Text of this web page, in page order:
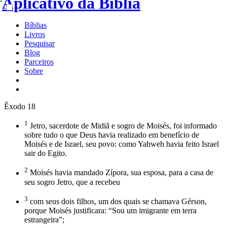
Bíblias
Livros
Pesquisar
Blog
Parceiros
Sobre
Êxodo 18
1 Jetro, sacerdote de Midiã e sogro de Moisés, foi informado
sobre tudo o que Deus havia realizado em benefício de
Moisés e de Israel, seu povo: como Yahweh havia feito Israel
sair do Egito.
2 Moisés havia mandado Zípora, sua esposa, para a casa de
seu sogro Jetro, que a recebeu
3 com seus dois filhos, um dos quais se chamava Gérson,
porque Moisés justificara: “Sou um imigrante em terra
estrangeira”;